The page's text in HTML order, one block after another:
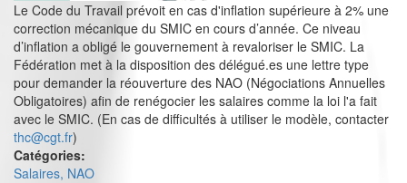
Le Code du Travail prévoit en cas d'inflation supérieure à 2% une
correction mécanique du SMIC en cours d’année. Ce niveau
d’inflation a obligé le gouvernement à revaloriser le SMIC. La
Fédération met à la disposition des délégué.es une lettre type
pour demander la réouverture des NAO (Négociations Annuelles
Obligatoires) afin de renégocier les salaires comme la loi l'a fait
avec le SMIC. (En cas de difficultés à utiliser le modèle, contacter
thc@cgt.fr)
Catégories:
Salaires, NAO